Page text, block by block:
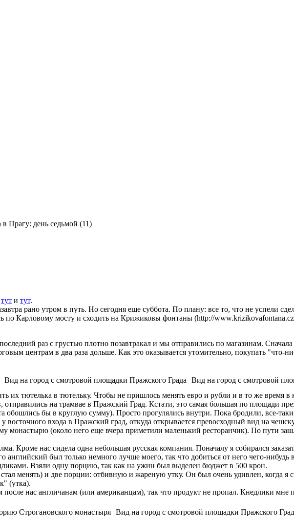
в Прагу: день седьмой (11)
тут и тут.
рано утром в путь. Но сегодня еще суббота. По плану: все то, что не успели
по Карловому мосту и сходить на Крижиковы фонтаны (http://
раз с грустью плотно позавтракал и мы отправились по магазинам.
центрам в два раза дольше. Как это оказывается утомительно, покупать "что-
Вид на город с смотровой площадки Пражского Града
Вид на город с смотровой
их тютелька в тютельку. Чтобы не пришлось менять евро и рубли и в то же время
на трамвае в Пражский Град. Кстати, это самая большая по площади
обошлись бы в круглую сумму). Просто прогулялись внутри. Пока бродили, все-
входа в Пражский град, откуда открывается превосходный вид на
монастырю (около него еще вчера приметили маленький ресторанчик). По пути
Кроме нас сидела одна небольшая русская компания. Поначалу я собирался
английский был только немного лучше моего, так что добиться от него чего-
Взяли одну порцию, так как на ужин был выделен бюджет в 500 крон.
менять) и две порции: отбивную и жареную утку. Он был очень удивлен, когда я
(утка).
нас англичанам (или американцам), так что продукт не пропал. Кнедлики
Строгановского монастыря Вид на город с смотровой площадки Пражского